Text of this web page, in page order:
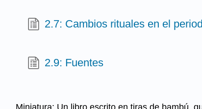
2.7: Cambios rituales en el
2.9: Fuentes
Miniatura: Un libro escrito en tiras de bambú,